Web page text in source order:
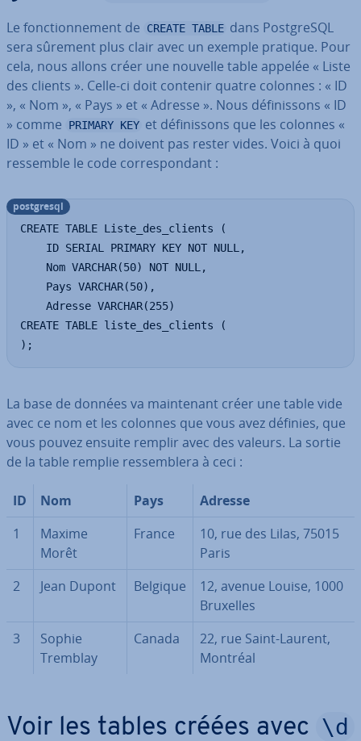
Le fonc­tion­ne­ment de CREATE TABLE dans Post­greSQL
sera sûrement plus clair avec un exemple pratique. Pour
cela, nous allons créer une nouvelle table appelée « Liste
des clients ». Celle-ci doit contenir quatre colonnes : « ID
», « Nom », « Pays » et « Adresse ». Nous dé­fi­nis­sons « ID
» comme
PRIMARY KEY et dé­fi­nis­sons que les colonnes «
ID » et « Nom » ne doivent pas rester vides. Voici à quoi
ressemble le code cor­res­pon­dant :
CREATE TABLE Liste_des_clients (
    ID SERIAL PRIMARY KEY NOT NULL,
    Nom VARCHAR(50) NOT NULL,
    Pays VARCHAR(50),
    Adresse VARCHAR(255)
CREATE TABLE liste_des_clients (
);
post­gresql
La base de données va main­te­nant créer une table vide
avec ce nom et les colonnes que vous avez définies, que
vous pouvez ensuite remplir avec des valeurs. La sortie
de la table remplie res­sem­blera à ceci :
ID Nom Pays
Adresse
1
Maxime
Morêt
France
10, rue des Lilas, 75015
Paris
2
Jean Dupont Belgique
12, avenue Louise, 1000
Bruxelles
3
Sophie
Tremblay
Canada
22, rue Saint-Laurent,
Montréal
Voir les tables créées avec \d